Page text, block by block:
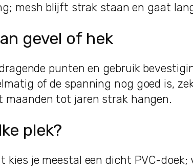
mesh blijft strak staan en gaat
gevel of hek
punten en gebruik
of de spanning nog goed is,
maanden tot jaren strak hangen.
plek?
kies je meestal een dicht PVC-doek;